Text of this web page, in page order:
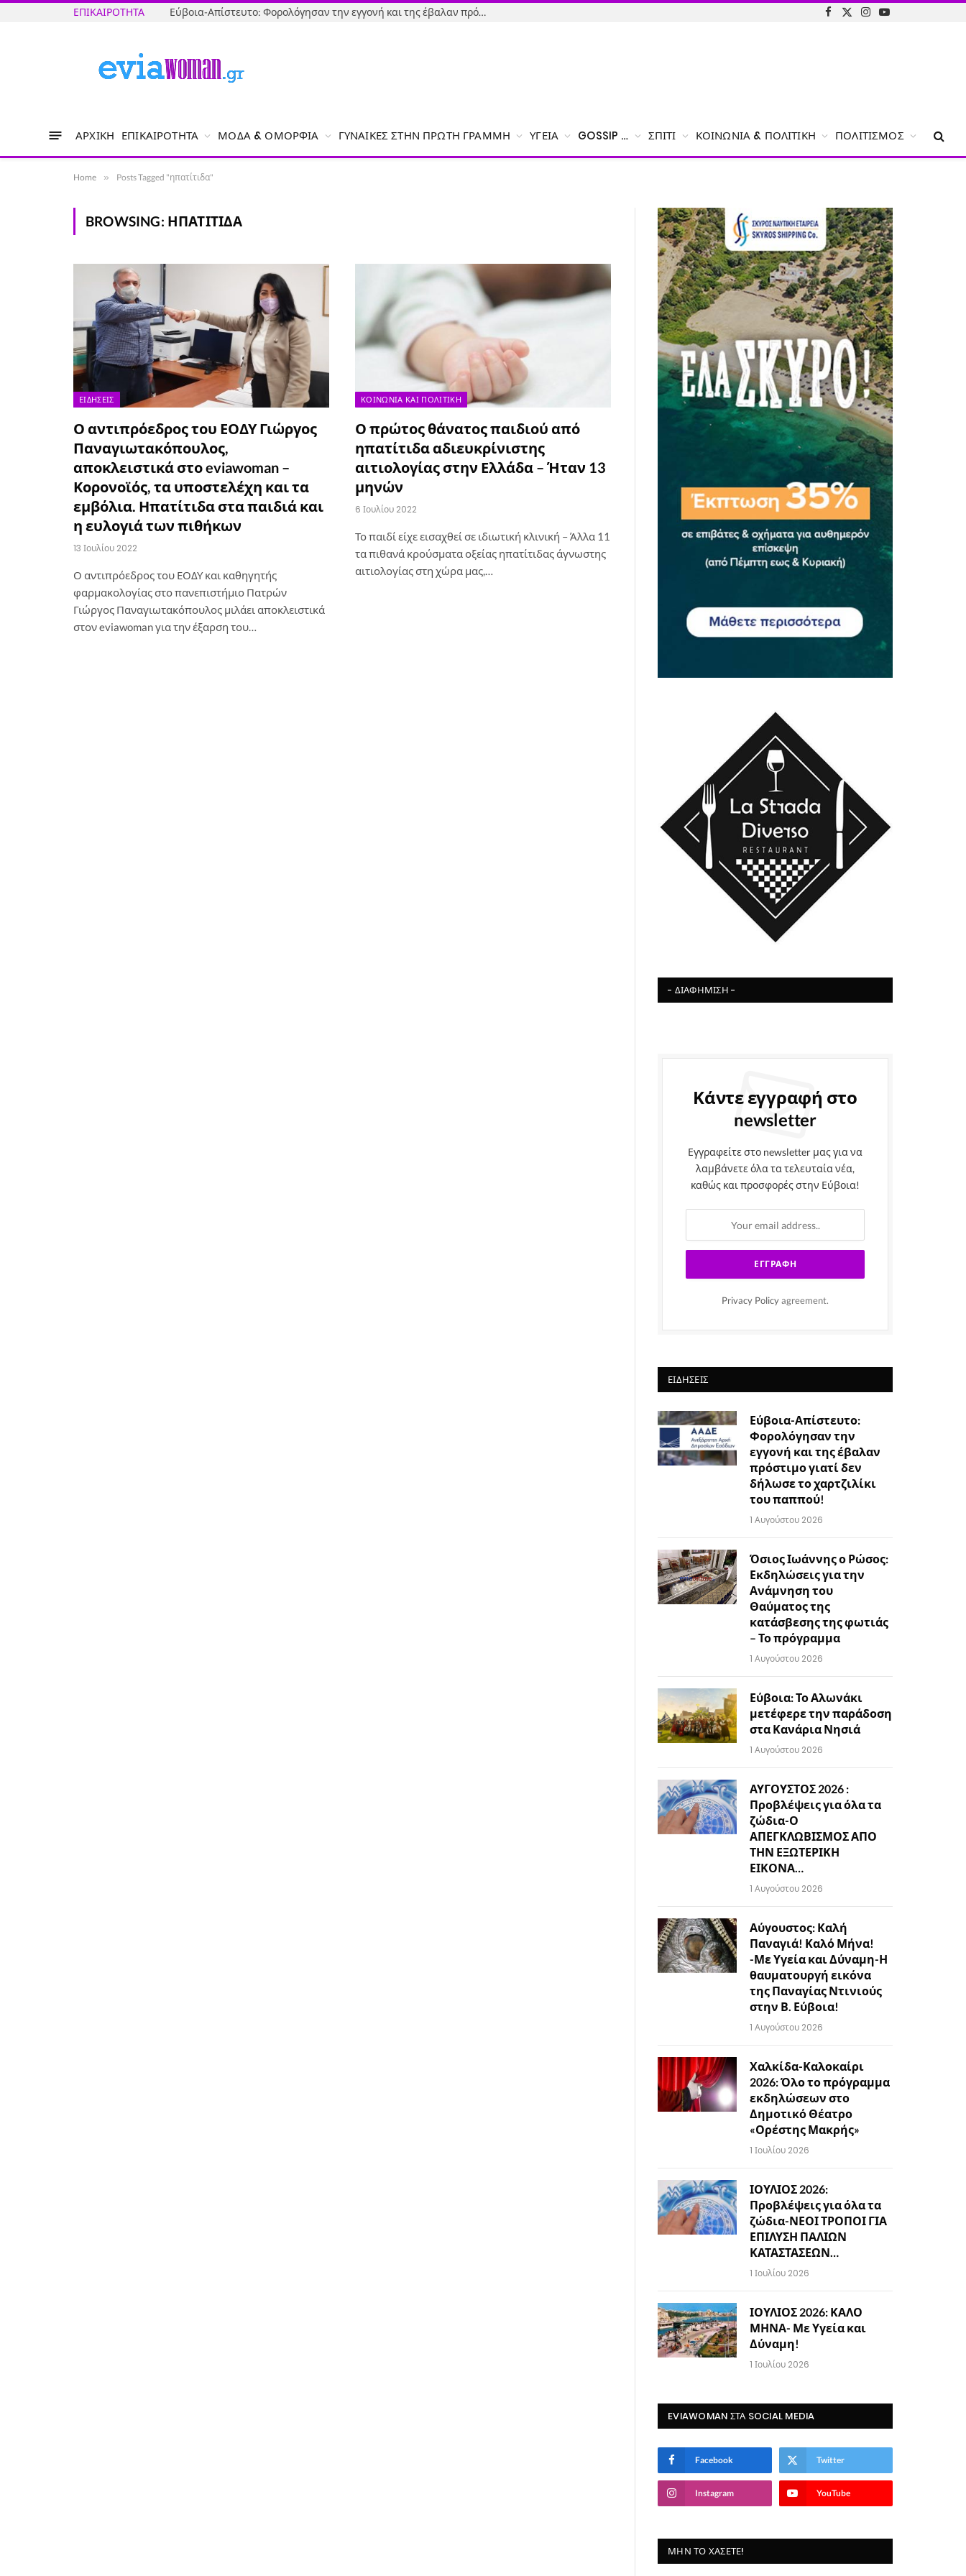
ΕΠΙΚΑΙΡΌΤΗΤΑ Εύβοια-Απίστευτο: Φορολόγησαν την εγγονή και της έβαλαν πρόστιμο γιατί δεν δήλωσε το χαρτζιλίκι του παππού!
Facebook
X
Instagram
YouTube
ΑΡΧΙΚΉ ΕΠΙΚΑΙΡΌΤΗΤΑ ΜΌΔΑ & ΟΜΟΡΦΙΆ ΓΥΝΑΊΚΕΣ ΣΤΗΝ ΠΡΏΤΗ ΓΡΑΜΜΉ ΥΓΕΊΑ GOSSIP … ΣΠΊΤΙ ΚΟΙΝΩΝΊΑ & ΠΟΛΙΤΙΚΉ ΠΟΛΙΤΙΣΜΌΣ
Home » Posts Tagged "ηπατίτιδα"
BROWSING: ΗΠΑΤΊΤΙΔΑ
ΕΙΔΉΣΕΙΣ
Ο αντιπρόεδρος του ΕΟΔΥ Γιώργος
Παναγιωτακόπουλος,
αποκλειστικά στο eviawoman –
Κορονοϊός, τα υποστελέχη και τα
εμβόλια. Ηπατίτιδα στα παιδιά και
η ευλογιά των πιθήκων
13 Ιουλίου 2022
Ο αντιπρόεδρος του ΕΟΔΥ και καθηγητής
φαρμακολογίας στο πανεπιστήμιο Πατρών
Γιώργος Παναγιωτακόπουλος μιλάει αποκλειστικά
στον eviawoman για την έξαρση του…
ΚΟΙΝΩΝΊΑ ΚΑΙ ΠΟΛΙΤΙΚΉ
Ο πρώτος θάνατος παιδιού από
ηπατίτιδα αδιευκρίνιστης
αιτιολογίας στην Ελλάδα – Ήταν 13
μηνών
6 Ιουλίου 2022
Το παιδί είχε εισαχθεί σε ιδιωτική κλινική – Άλλα 11
τα πιθανά κρούσματα οξείας ηπατίτιδας άγνωστης
αιτιολογίας στη χώρα μας,…
- ΔΙΑΦΉΜΙΣΗ -
Κάντε εγγραφή στο
newsletter
Εγγραφείτε στο newsletter μας για να
λαμβάνετε όλα τα τελευταία νέα,
καθώς και προσφορές στην Εύβοια!
Privacy Policy agreement.
ΕΙΔΉΣΕΙΣ
Εύβοια-Απίστευτο:
Φορολόγησαν την
εγγονή και της έβαλαν
πρόστιμο γιατί δεν
δήλωσε το χαρτζιλίκι
του παππού!
1 Αυγούστου 2026
Όσιος Ιωάννης ο Ρώσος:
Εκδηλώσεις για την
Ανάμνηση του
Θαύματος της
κατάσβεσης της φωτιάς
– Το πρόγραμμα
1 Αυγούστου 2026
Εύβοια: Το Αλωνάκι
μετέφερε την παράδοση
στα Κανάρια Νησιά
1 Αυγούστου 2026
ΑΥΓΟΥΣΤΟΣ 2026 :
Προβλέψεις για όλα τα
ζώδια-Ο
ΑΠΕΓΚΛΩΒΙΣΜΟΣ ΑΠΟ
ΤΗΝ ΕΞΩΤΕΡΙΚΗ
ΕΙΚΟΝΑ…
1 Αυγούστου 2026
Αύγουστος: Καλή
Παναγιά! Καλό Μήνα!
-Με Υγεία και Δύναμη-Η
θαυματουργή εικόνα
της Παναγίας Ντινιούς
στην Β. Εύβοια!
1 Αυγούστου 2026
Χαλκίδα-Καλοκαίρι
2026: Όλο το πρόγραμμα
εκδηλώσεων στο
Δημοτικό Θέατρο
«Ορέστης Μακρής»
1 Ιουλίου 2026
ΙΟΥΛΙΟΣ 2026:
Προβλέψεις για όλα τα
ζώδια-ΝΕΟΙ ΤΡΟΠΟΙ ΓΙΑ
ΕΠΙΛΥΣΗ ΠΑΛΙΩΝ
ΚΑΤΑΣΤΑΣΕΩΝ…
1 Ιουλίου 2026
ΙΟΥΛΙΟΣ 2026: ΚΑΛΟ
ΜΗΝΑ- Με Υγεία και
Δύναμη!
1 Ιουλίου 2026
EVIAWOMAN ΣΤΑ SOCIAL MEDIA
Facebook Twitter
Instagram YouTube
ΜΗΝ ΤΟ ΧΆΣΕΤΕ!